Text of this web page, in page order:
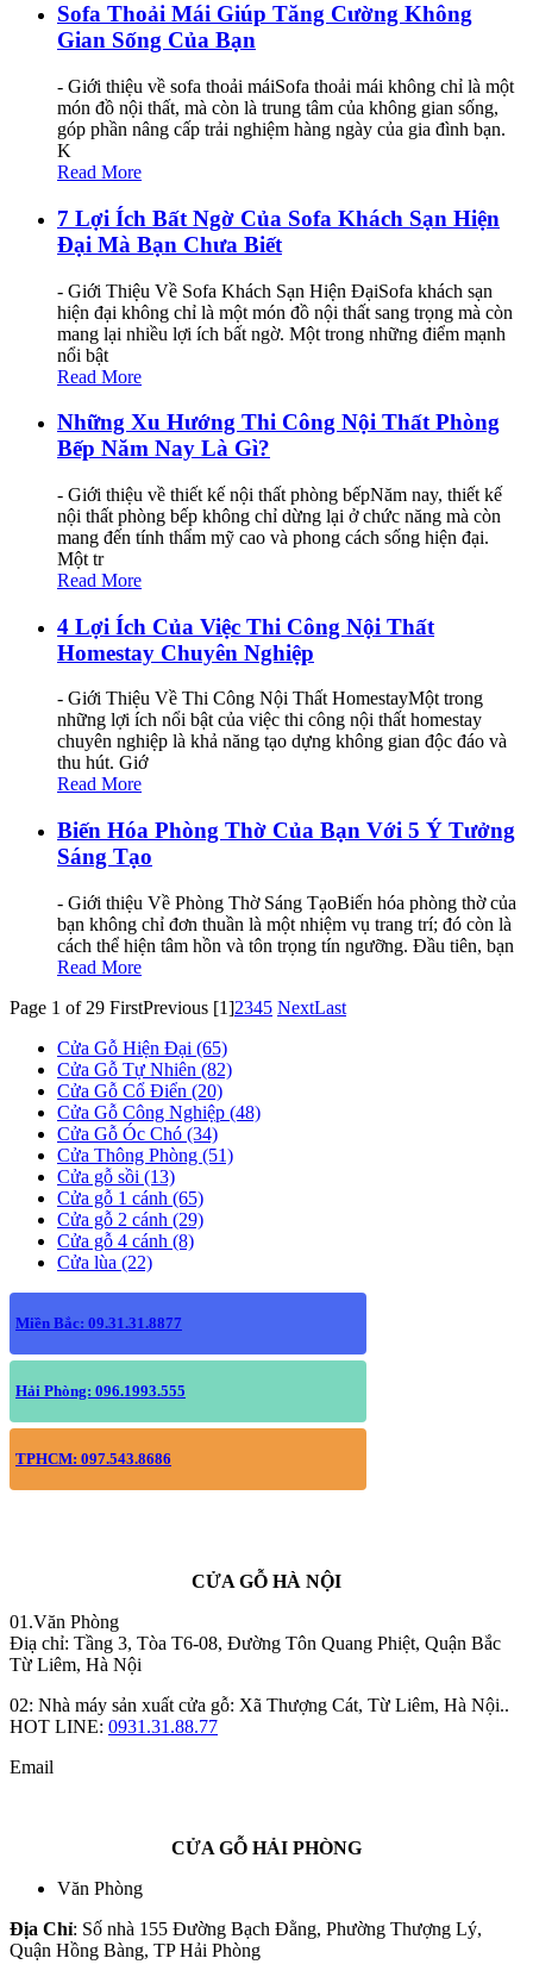
Sofa Thoải Mái Giúp Tăng Cường Không
Gian Sống Của Bạn
- Giới thiệu về sofa thoải máiSofa thoải mái không chỉ là một
món đồ nội thất, mà còn là trung tâm của không gian sống,
góp phần nâng cấp trải nghiệm hàng ngày của gia đình bạn.
K
Read More
7 Lợi Ích Bất Ngờ Của Sofa Khách Sạn Hiện
Đại Mà Bạn Chưa Biết
- Giới Thiệu Về Sofa Khách Sạn Hiện ĐạiSofa khách sạn
hiện đại không chỉ là một món đồ nội thất sang trọng mà còn
mang lại nhiều lợi ích bất ngờ. Một trong những điểm mạnh
nổi bật
Read More
Những Xu Hướng Thi Công Nội Thất Phòng
Bếp Năm Nay Là Gì?
- Giới thiệu về thiết kế nội thất phòng bếpNăm nay, thiết kế
nội thất phòng bếp không chỉ dừng lại ở chức năng mà còn
mang đến tính thẩm mỹ cao và phong cách sống hiện đại.
Một tr
Read More
4 Lợi Ích Của Việc Thi Công Nội Thất
Homestay Chuyên Nghiệp
- Giới Thiệu Về Thi Công Nội Thất HomestayMột trong
những lợi ích nổi bật của việc thi công nội thất homestay
chuyên nghiệp là khả năng tạo dựng không gian độc đáo và
thu hút. Giớ
Read More
Biến Hóa Phòng Thờ Của Bạn Với 5 Ý Tưởng
Sáng Tạo
- Giới thiệu Về Phòng Thờ Sáng TạoBiến hóa phòng thờ của
bạn không chỉ đơn thuần là một nhiệm vụ trang trí; đó còn là
cách thể hiện tâm hồn và tôn trọng tín ngưỡng. Đầu tiên, bạn
Read More
Page 1 of 29 FirstPrevious [1]2345 NextLast
Cửa Gỗ Hiện Đại (65)
Cửa Gỗ Tự Nhiên (82)
Cửa Gỗ Cổ Điển (20)
Cửa Gỗ Công Nghiệp (48)
Cửa Gỗ Óc Chó (34)
Cửa Thông Phòng (51)
Cửa gỗ sồi (13)
Cửa gỗ 1 cánh (65)
Cửa gỗ 2 cánh (29)
Cửa gỗ 4 cánh (8)
Cửa lùa (22)
Miền Bắc: 09.31.31.8877
Hải Phòng: 096.1993.555
TPHCM: 097.543.8686
CỬA GỖ HÀ NỘI
01.Văn Phòng
Điạ chỉ: Tầng 3, Tòa T6-08, Đường Tôn Quang Phiệt, Quận Bắc
Từ Liêm, Hà Nội
02: Nhà máy sản xuất cửa gỗ: Xã Thượng Cát, Từ Liêm, Hà Nội..
HOT LINE: 0931.31.88.77
Email
CỬA GỖ HẢI PHÒNG
Văn Phòng
Địa Chỉ: Số nhà 155 Đường Bạch Đằng, Phường Thượng Lý,
Quận Hồng Bàng, TP Hải Phòng